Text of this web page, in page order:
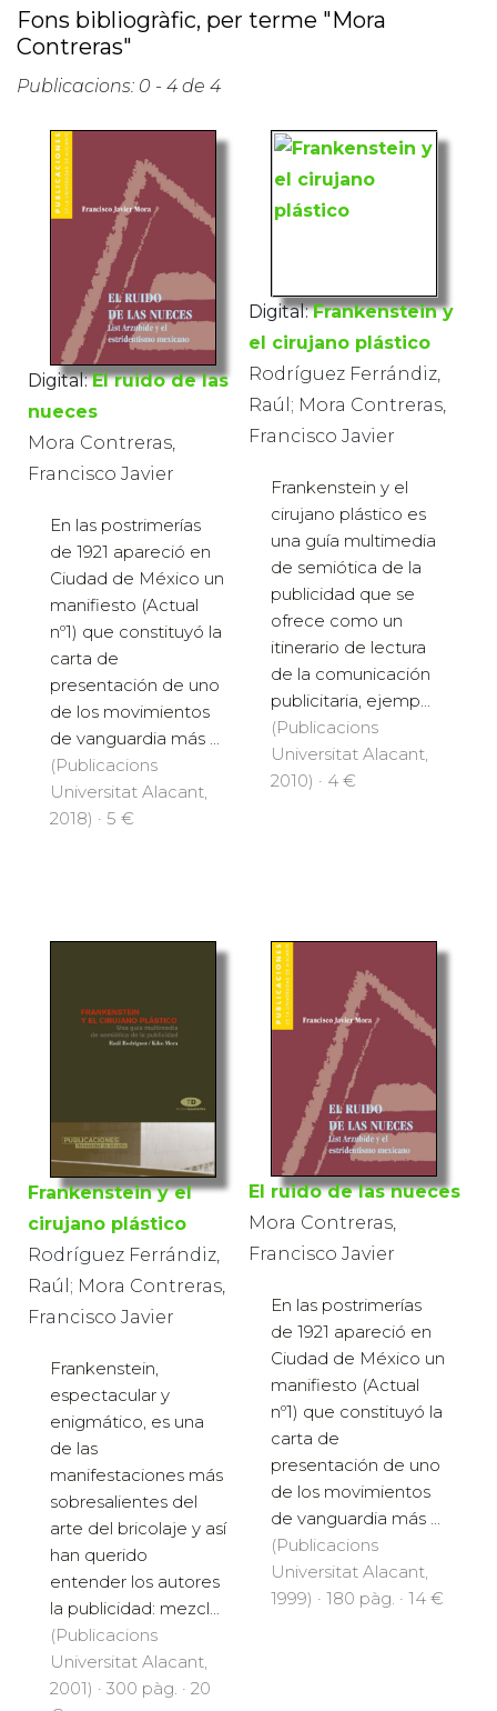
Fons bibliogràfic, per terme "Mora
Contreras"
Publicacions: 0 - 4 de 4
Digital: El ruido de las
nueces
Mora Contreras,
Francisco Javier
En las postrimerías
de 1921 apareció en
Ciudad de México un
manifiesto (Actual
nº1) que constituyó la
carta de
presentación de uno
de los movimientos
de vanguardia más ...
(Publicacions
Universitat Alacant,
2018) · 5 €
Digital: Frankenstein y
el cirujano plástico
Rodríguez Ferrándiz,
Raúl; Mora Contreras,
Francisco Javier
Frankenstein y el
cirujano plástico es
una guía multimedia
de semiótica de la
publicidad que se
ofrece como un
itinerario de lectura
de la comunicación
publicitaria, ejemp...
(Publicacions
Universitat Alacant,
2010) · 4 €
Frankenstein y el
cirujano plástico
Rodríguez Ferrándiz,
Raúl; Mora Contreras,
Francisco Javier
Frankenstein,
espectacular y
enigmático, es una
de las
manifestaciones más
sobresalientes del
arte del bricolaje y así
han querido
entender los autores
la publicidad: mezcl...
(Publicacions
Universitat Alacant,
2001) · 300 pàg. · 20
El ruido de las nueces
Mora Contreras,
Francisco Javier
En las postrimerías
de 1921 apareció en
Ciudad de México un
manifiesto (Actual
nº1) que constituyó la
carta de
presentación de uno
de los movimientos
de vanguardia más ...
(Publicacions
Universitat Alacant,
1999) · 180 pàg. · 14 €